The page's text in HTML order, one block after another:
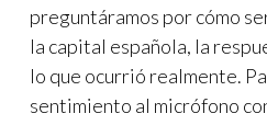
preguntáramos por cómo
la capital española, la
lo que ocurrió realmente.
sentimiento al micrófono